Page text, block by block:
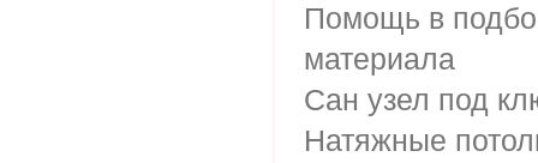
Помощь в
материала
Сан узел под
Натяжные